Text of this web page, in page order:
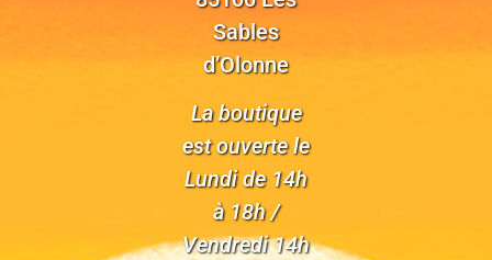
Sables
d’Olonne
La boutique
est ouverte le
Lundi de 14h
à 18h /
Vendredi 14h